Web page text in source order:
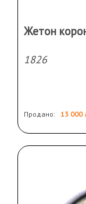
Жетон
1826
Продано: 13 000